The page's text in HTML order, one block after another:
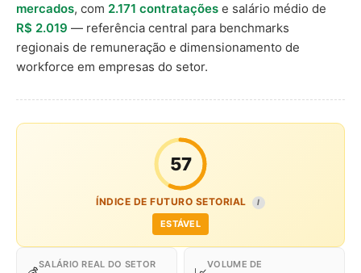
mercados, com 2.171 contratações e salário médio de
R$ 2.019 — referência central para benchmarks
regionais de remuneração e dimensionamento de
workforce em empresas do setor.
57
ÍNDICE DE FUTURO SETORIAL I
ESTÁVEL
SALÁRIO REAL DO SETOR VOLUME DE